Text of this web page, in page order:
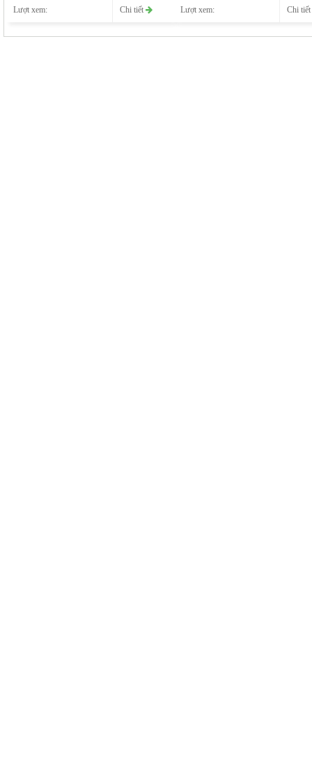
Lượt xem: Chi tiết Lượt xem: Chi tiết